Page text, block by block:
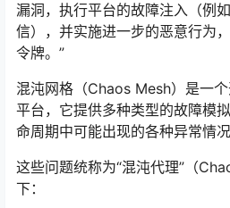
漏洞，执行平台的故障注入（例
信），并实施进一步的恶意行为
令牌。”
混沌网格（Chaos Mesh）是一
平台，它提供多种类型的故障模
命周期中可能出现的各种异常情况
这些问题统称为“混沌代理”（
下：